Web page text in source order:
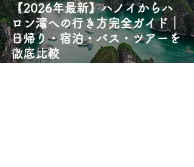
ダナン
ホイアン
観光スポッ
ト・エリア
【2026年最新】ハノイからハ
ロン湾への行き方完全ガイド｜
日帰り・宿泊・バス・ツアーを
徹底比較